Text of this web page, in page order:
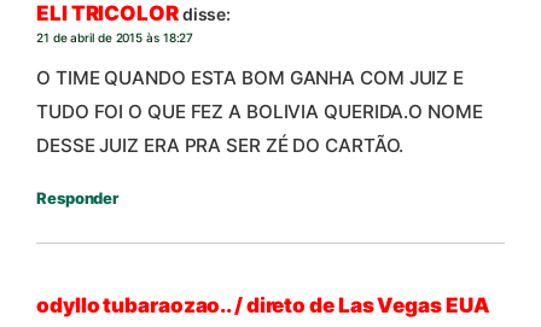
ELI TRICOLORdisse:
21 de abril de 2015 às 18:27
O TIME QUANDO ESTA BOM GANHA COM JUIZ E
TUDO FOI O QUE FEZ A BOLIVIA QUERIDA.O NOME
DESSE JUIZ ERA PRA SER ZÉ DO CARTÃO.
Responder
odyllo tubaraozao.. / direto de Las Vegas EUA